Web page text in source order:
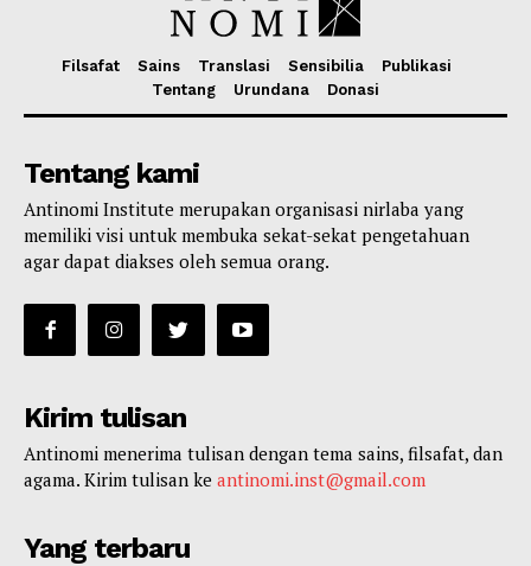
Filsafat Sains Translasi Sensibilia
Publikasi
Tentang
Urundana Donasi
Tentang kami
Antinomi Institute merupakan organisasi nirlaba yang
memiliki visi untuk membuka sekat-sekat pengetahuan
agar dapat diakses oleh semua orang.
Kirim tulisan
Antinomi menerima tulisan dengan tema sains, filsafat, dan
agama. Kirim tulisan ke antinomi.inst@gmail.com
Yang terbaru